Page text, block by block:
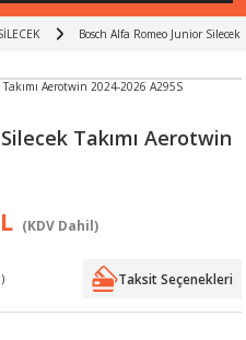
Bosch Alfa Romeo Junior
Takımı Aerotwin
(KDV Dahil)
Taksit Seçenekleri